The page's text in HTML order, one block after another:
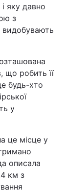
яку давно
з
видобувають
що робить її
будь-хто
у
це місце у
описала
км з